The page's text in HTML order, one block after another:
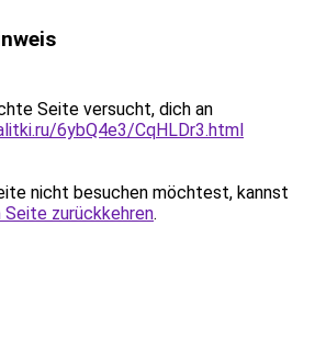
Seite versucht, dich an
6ybQ4e3/CqHLDr3.html
nicht besuchen möchtest, kannst
Seite zurückkehren.